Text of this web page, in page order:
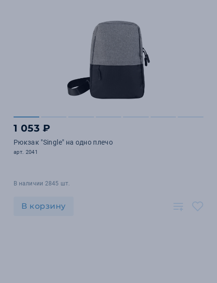
1 053 ₽
Рюкзак "Single" на одно плечо
арт. 2041
В наличии 2845 шт.
В корзину